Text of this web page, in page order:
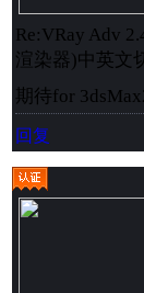
Re:VRay Adv
渲染器)中英文
期待for
回复